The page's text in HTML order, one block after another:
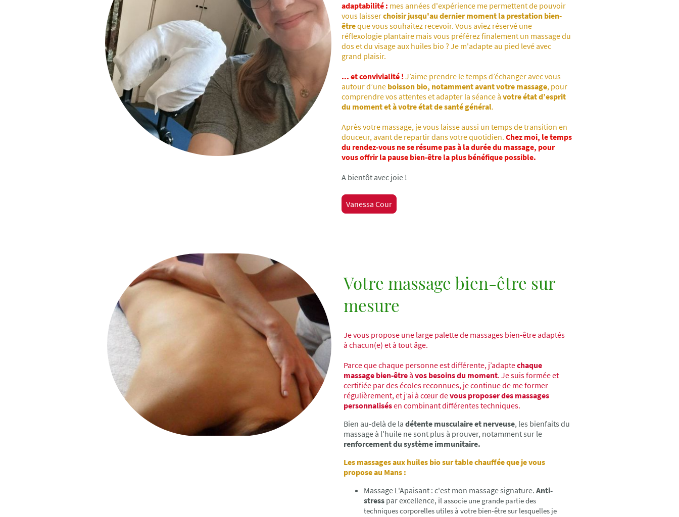
adaptabilité : mes années d'expérience me permettent de pouvoir
vous laisserchoisir jusqu'au dernier moment la prestation bien-
êtreque vous souhaitez recevoir. Vous aviez réservé une
réflexologie plantaire mais vous préférez finalement un massage du
dos et du visage aux huiles bio ? Je m'adapte au pied levé avec
grand plaisir.
... et convivialité ! J’aime prendre le temps d’échanger avec vous
autour d’une boisson bio, notammentavant votre massage, pour
comprendre vos attentes et adapter la séance à votre état d’esprit
du moment et à votre état de santé général.
Après votre massage, je vous laisse aussi un temps de transition en
douceur, avant de repartir dans votre quotidien. Chez moi, le temps
du rendez-vous ne se résume pas à la durée du massage, pour
vous offrir la pause bien-être la plus bénéfique possible.
A bientôt avec joie !
Vanessa Cour
Votre massage bien-être sur
mesure
Je vous propose une large palette de massages bien-être adaptés
à chacun(e) et à tout âge.
Parce que chaque personne est différente, j’adaptechaque
massage bien-êtreà vos besoins du moment. Je suis formée et
certifiée par des écoles reconnues, je continue de me former
régulièrement, et j’ai à cœur devous proposer des massages
personnalisésen combinant différentes techniques.
Bien au-delà de la détente musculaire et nerveuse, les bienfaits du
massage à l'huile ne sont plus à prouver, notamment sur le
renforcement du système immunitaire.
Les massages aux huiles bio sur table chauffée que je vous
propose au Mans :
Massage L'Apaisant : c'est mon massage signature. Anti-
stress par excellence, il associe une grande partie des
techniques corporelles utiles à votre bien-être sur lesquelles je